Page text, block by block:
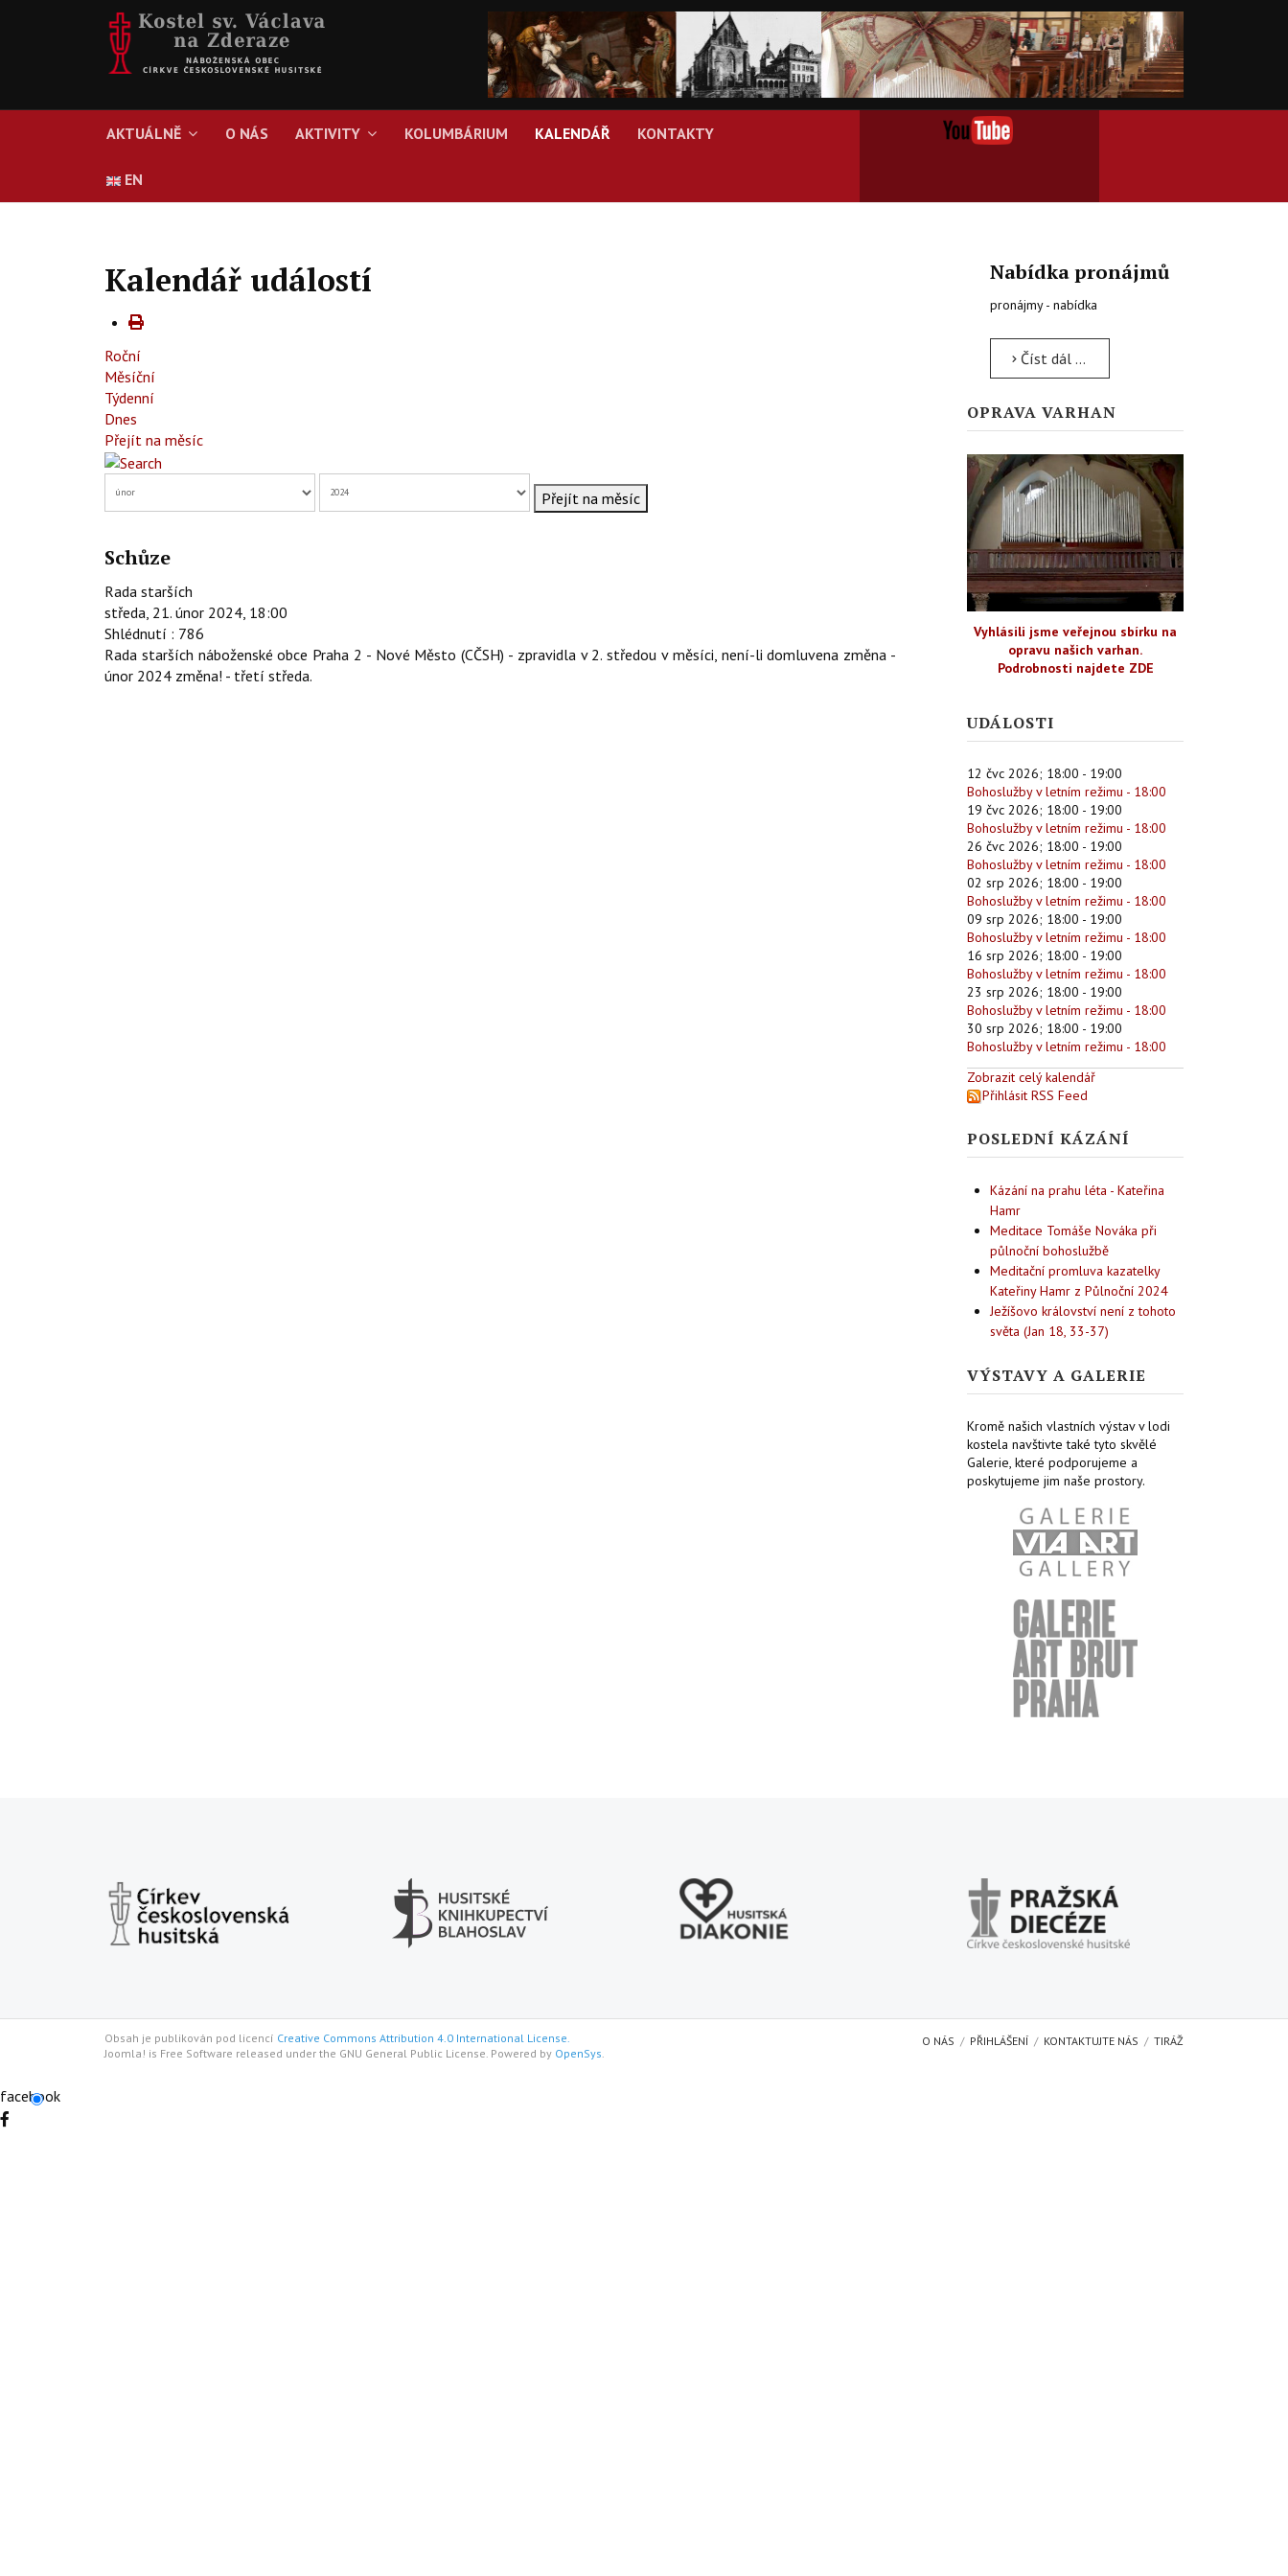
AKTUÁLNĚ O NÁS AKTIVITY KOLUMBÁRIUM KALENDÁŘ KONTAKTY
EN
Kalendář událostí
Roční
Měsíční
Týdenní
Dnes
Přejít na měsíc
Přejít na měsíc
Schůze
Rada starších
středa, 21. únor 2024, 18:00
Shlédnutí : 786
Rada starších náboženské obce Praha 2 - Nové Město (CČSH) - zpravidla v 2. středou v měsíci, není-li domluvena změna -
únor 2024 změna! - třetí středa.
Nabídka pronájmů
pronájmy - nabídka
Číst dál …
OPRAVA VARHAN
Vyhlásili jsme veřejnou sbírku na
opravu našich varhan.
Podrobnosti najdete ZDE
UDÁLOSTI
12 čvc 2026; 18:00 - 19:00
Bohoslužby v letním režimu - 18:00
19 čvc 2026; 18:00 - 19:00
Bohoslužby v letním režimu - 18:00
26 čvc 2026; 18:00 - 19:00
Bohoslužby v letním režimu - 18:00
02 srp 2026; 18:00 - 19:00
Bohoslužby v letním režimu - 18:00
09 srp 2026; 18:00 - 19:00
Bohoslužby v letním režimu - 18:00
16 srp 2026; 18:00 - 19:00
Bohoslužby v letním režimu - 18:00
23 srp 2026; 18:00 - 19:00
Bohoslužby v letním režimu - 18:00
30 srp 2026; 18:00 - 19:00
Bohoslužby v letním režimu - 18:00
Zobrazit celý kalendář
Přihlásit RSS Feed
POSLEDNÍ KÁZÁNÍ
Kázání na prahu léta - Kateřina
Hamr
Meditace Tomáše Nováka při
půlnoční bohoslužbě
Meditační promluva kazatelky
Kateřiny Hamr z Půlnoční 2024
Ježíšovo království není z tohoto
světa (Jan 18, 33-37)
VÝSTAVY A GALERIE
Kromě našich vlastních výstav v lodi
kostela navštivte také tyto skvělé
Galerie, které podporujeme a
poskytujeme jim naše prostory.
Obsah je publikován pod licencí Creative Commons Attribution 4.0 International License.
Joomla! is Free Software released under the GNU General Public License. Powered by OpenSys.
O NÁS PŘIHLÁŠENÍ KONTAKTUJTE NÁS TIRÁŽ
facebook